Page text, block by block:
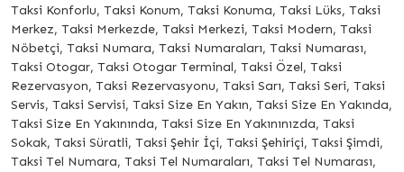
Taksi Konforlu, Taksi Konum, Taksi Konuma, Taksi Lüks, Taksi
Merkez, Taksi Merkezde, Taksi Merkezi, Taksi Modern, Taksi
Nöbetçi, Taksi Numara, Taksi Numaraları, Taksi Numarası,
Taksi Otogar, Taksi Otogar Terminal, Taksi Özel, Taksi
Rezervasyon, Taksi Rezervasyonu, Taksi Sarı, Taksi Seri, Taksi
Servis, Taksi Servisi, Taksi Size En Yakın, Taksi Size En Yakında,
Taksi Size En Yakınında, Taksi Size En Yakınınızda, Taksi
Sokak, Taksi Süratli, Taksi Şehir İçi, Taksi Şehiriçi, Taksi Şimdi,
Taksi Tel Numara, Taksi Tel Numaraları, Taksi Tel Numarası,